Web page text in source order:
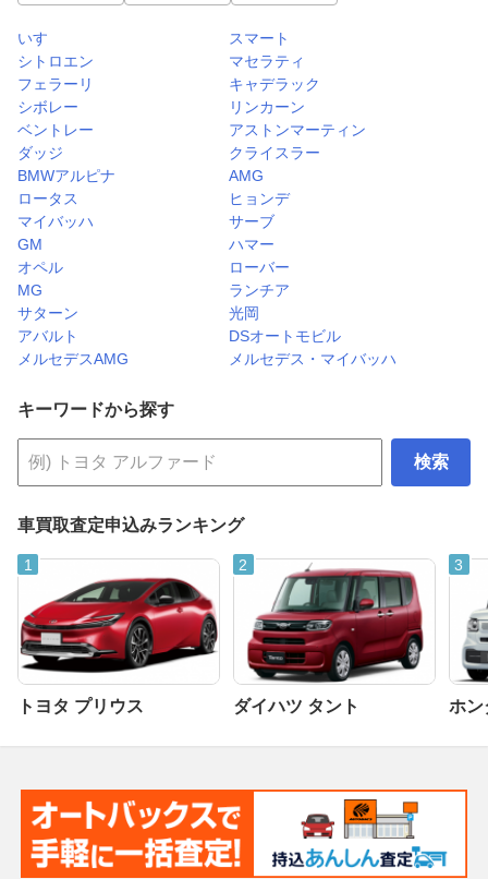
いすゞ
スマート
シトロエン
マセラティ
フェラーリ
キャデラック
シボレー
リンカーン
ベントレー
アストンマーティン
ダッジ
クライスラー
BMWアルピナ
AMG
ロータス
ヒョンデ
マイバッハ
サーブ
GM
ハマー
オペル
ローバー
MG
ランチア
サターン
光岡
アバルト
DSオートモビル
メルセデスAMG
メルセデス・マイバッハ
キーワードから探す
検索
車買取査定申込みランキング
トヨタ プリウス ダイハツ タント ホン